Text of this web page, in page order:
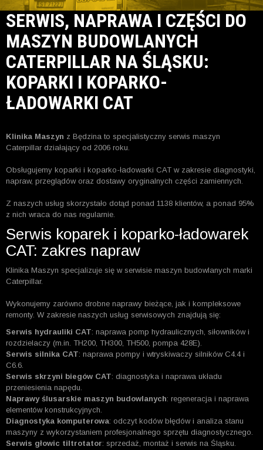
SERWIS, NAPRAWA I CZĘŚCI DO
MASZYN BUDOWLANYCH
CATERPILLAR NA ŚLĄSKU:
KOPARKI I KOPARKO-
ŁADOWARKI CAT
Klinika Maszyn z Będzina to specjalistyczny serwis maszyn
Caterpillar działający od 2006 roku.
Obsługujemy koparki i koparko-ładowarki CAT w zakresie diagnostyki,
napraw, przeglądów oraz dostawy oryginalnych części zamiennych.
Z naszych usług skorzystało dotąd ponad 1138 klientów, a ponad 95%
z nich wraca do nas regularnie.
Serwis koparek i koparko-ładowarek
CAT: zakres napraw
Klinika Maszyn specjalizuje się w serwisie maszyn budowlanych marki
Caterpillar.
Wykonujemy zarówno drobne naprawy bieżące, jak i kompleksowe
remonty. W zakresie naszych usług serwisowych znajdują się:
Serwis hydrauliki CAT: naprawa pomp hydraulicznych, siłowników i
rozdzielaczy (m.in. TH200, TH300, TH500, pompa 428E).
Serwis silnika CAT: naprawa pompy i wtryskiwaczy silników C4.4 i
C6.6.
Serwis skrzyni biegów CAT: diagnostyka i naprawa układu
przeniesienia napędu.
Naprawy ślusarskie maszyn budowlanych: regeneracja i naprawa
elementów konstrukcyjnych.
Diagnostyka komputerowa: odczyt kodów błędów i analiza stanu
maszyny z wykorzystaniem profesjonalnego sprzętu diagnostycznego.
Serwis głowic tiltrotator: sprzedaż, montaż i serwis na Śląsku.